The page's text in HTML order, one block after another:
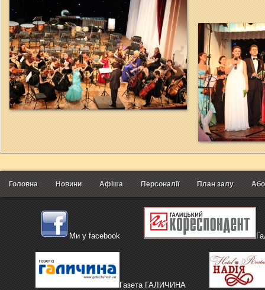
Головна Новини Афіша Персоналії План залу
Ми у facebook
Газета ГАЛИЧИНА